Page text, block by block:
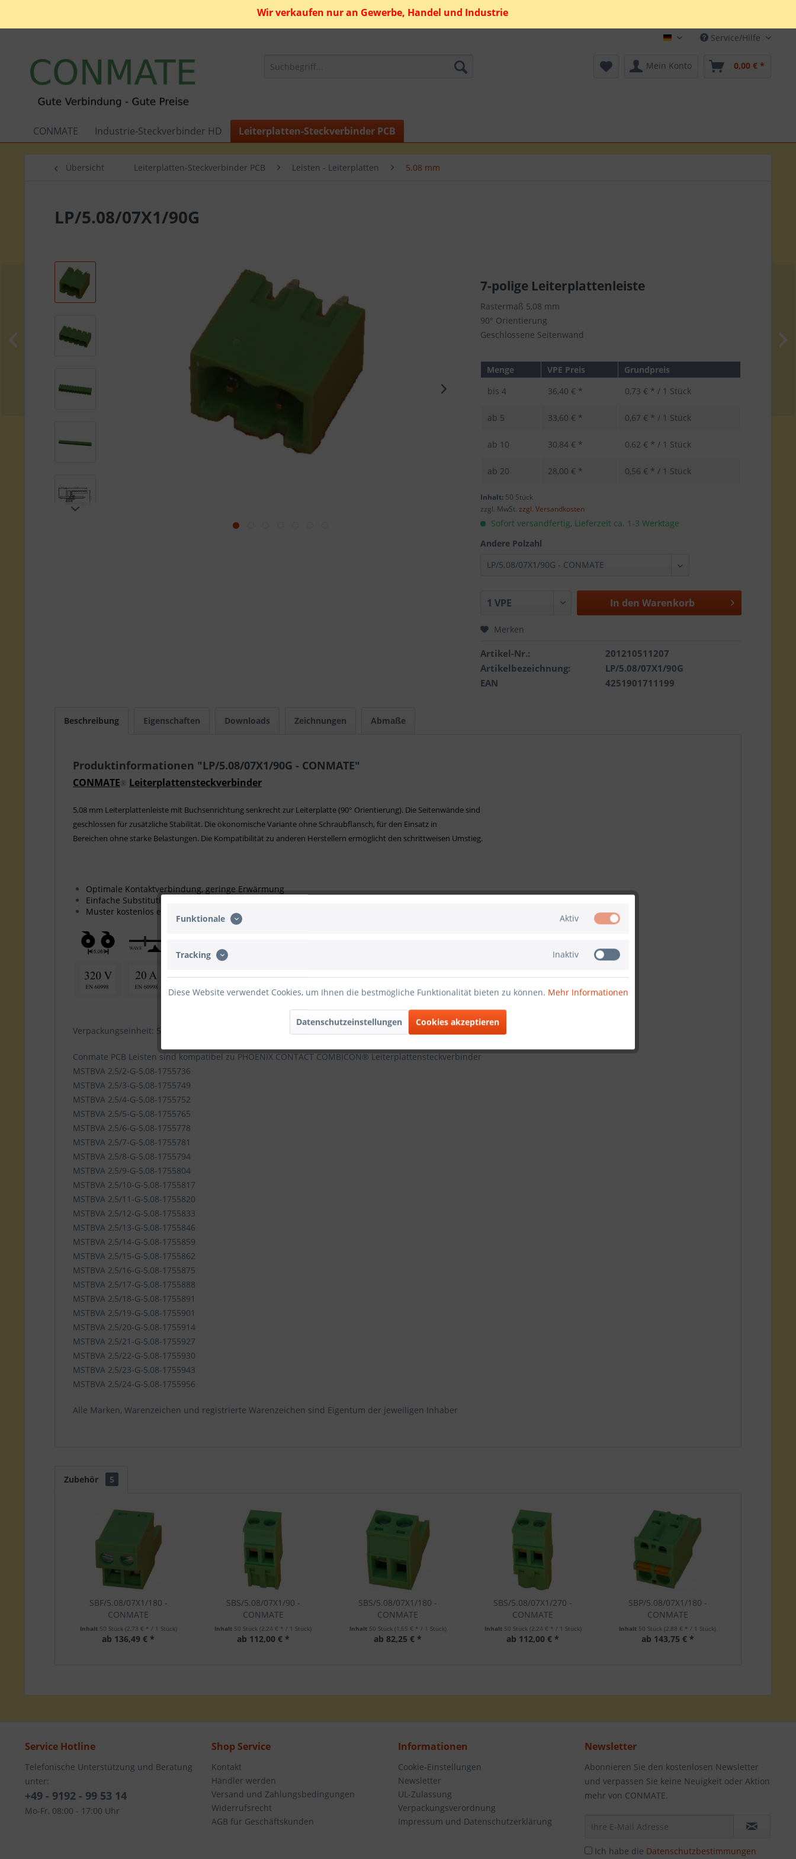
Wir verkaufen nur an Gewerbe, Handel und Industrie
Deutsch Service/Hilfe
Mein Konto 0,00 € *
CONMATE Industrie-Steckverbinder HD Leiterplatten-Steckverbinder PCB
Übersicht Leiterplatten-Steckverbinder PCB Leisten - Leiterplatten 5.08 mm
LP/5.08/07X1/90G
7-polige Leiterplattenleiste
Rastermaß 5,08 mm
90° Orientierung
Geschlossene Seitenwand
Menge VPE Preis
Grundpreis
bis4 36,40 € * 0,73 € * / 1 Stück
ab 5 33,60 € * 0,67 € * / 1 Stück
ab 10 30,84 € * 0,62 € * / 1 Stück
ab 20 28,00 € * 0,56 € * / 1 Stück
Inhalt: 50 Stück
zzgl. MwSt.zzgl. Versandkosten
Sofort versandfertig, Lieferzeit ca. 1-3 Werktage
Andere Polzahl
In den Warenkorb
Merken
Artikel-Nr.:
201210511207
Artikelbezeichnung:
LP/5.08/07X1/90G
EAN
4251901711199
Beschreibung Eigenschaften Downloads Zeichnungen Abmaße
Produktinformationen "LP/5.08/07X1/90G - CONMATE"
CONMATE® Leiterplattensteckverbinder
5,08 mm Leiterplattenleiste mit Buchsenrichtung senkrecht zur Leiterplatte (90° Orientierung). Die Seitenwände sind
geschlossen für zusätzliche Stabilität. Die ökonomische Variante ohne Schraubflansch, für den Einsatz in
Bereichen ohne starke Belastungen. Die Kompatibilität zu anderen Herstellern ermöglicht den schrittweisen Umstieg.
Optimale Kontaktverbindung, geringe Erwärmung
Einfache Substitution vorhandener Leisten
Muster kostenlos erhältlich
Verpackungseinheit: 50 Stk. (bis 15 Pole) / 25 St. (ab 16 Pole)
Conmate PCB Leisten sind kompatibel zu PHOENIX CONTACT COMBICON® Leiterplattensteckverbinder
MSTBVA 2,5/2-G-5,08-1755736
MSTBVA 2,5/3-G-5,08-1755749
MSTBVA 2,5/4-G-5,08-1755752
MSTBVA 2,5/5-G-5,08-1755765
MSTBVA 2,5/6-G-5,08-1755778
MSTBVA 2,5/7-G-5,08-1755781
MSTBVA 2,5/8-G-5,08-1755794
MSTBVA 2,5/9-G-5,08-1755804
MSTBVA 2,5/10-G-5,08-1755817
MSTBVA 2,5/11-G-5,08-1755820
MSTBVA 2,5/12-G-5,08-1755833
MSTBVA 2,5/13-G-5,08-1755846
MSTBVA 2,5/14-G-5,08-1755859
MSTBVA 2,5/15-G-5,08-1755862
MSTBVA 2,5/16-G-5,08-1755875
MSTBVA 2,5/17-G-5,08-1755888
MSTBVA 2,5/18-G-5,08-1755891
MSTBVA 2,5/19-G-5,08-1755901
MSTBVA 2,5/20-G-5,08-1755914
MSTBVA 2,5/21-G-5,08-1755927
MSTBVA 2,5/22-G-5,08-1755930
MSTBVA 2,5/23-G-5,08-1755943
MSTBVA 2,5/24-G-5,08-1755956
Alle Marken, Warenzeichen und registrierte Warenzeichen sind Eigentum der jeweiligen Inhaber
Zubehör 5
SBF/5.08/07X1/180 -
CONMATE
Inhalt 50 Stück (2,73 € * / 1 Stück)
ab 136,49 € *
SBS/5.08/07X1/90 -
CONMATE
Inhalt 50 Stück(2,24 € * / 1 Stück)
ab 112,00 € *
SBS/5.08/07X1/180 -
CONMATE
Inhalt 50 Stück (1,65 € * / 1 Stück)
ab 82,25 € *
SBS/5.08/07X1/270 -
CONMATE
Inhalt 50 Stück (2,24 € * / 1 Stück)
ab 112,00 € *
SBP/5.08/07X1/180 -
CONMATE
Inhalt 50 Stück(2,88 € * / 1 Stück)
ab 143,75 € *
Service Hotline
Telefonische Unterstützung und Beratung
unter:
+49 - 9192 - 99 53 14
Mo-Fr, 08:00 - 17:00 Uhr
Shop Service
Kontakt
Händler werden
Versand und Zahlungsbedingungen
Widerrufsrecht
AGB für Geschäftskunden
Informationen
Cookie-Einstellungen
Newsletter
UL-Zulassung
Verpackungsverordnung
Impressum und Datenschutzerklärung
Newsletter
Abonnieren Sie den kostenlosen Newsletter
und verpassen Sie keine Neuigkeit oder Aktion
mehr von CONMATE.
Ich habe die Datenschutzbestimmungen
Funktionale Aktiv
Tracking Inaktiv
Diese Website verwendet Cookies, um Ihnen die bestmögliche Funktionalität bieten zu können. Mehr Informationen
Datenschutzeinstellungen Cookies akzeptieren